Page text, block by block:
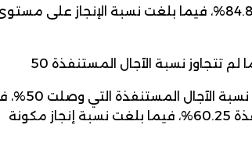
التعليم بلغت نسبة الإنجاز 85.13% مع أن نسبة الآجال المستنفذة بحدود 84.89%، فيما بلغت نسبة الإنجاز على
أما مكونة الكهرباء والإنارة العمومية فبلغت نسبة الإنجاز 82.04%
حين تقدر نسبة إنجاز مكونة الطرق الحضرية ب 59.1% مع نسبة آجال مستنفذة 60.25%، فيما بلغت نسبة إنجاز مكونة
ولد الغزواني يصل إلى
للمشاركة في
السعودية: وزارة الإعلام
لموريتانيا وتحذف صورة
الأطراف..الرئيس
الرحال في...
بكل فخر 1: بائعات الكسكس
12 نوفمبر 2024